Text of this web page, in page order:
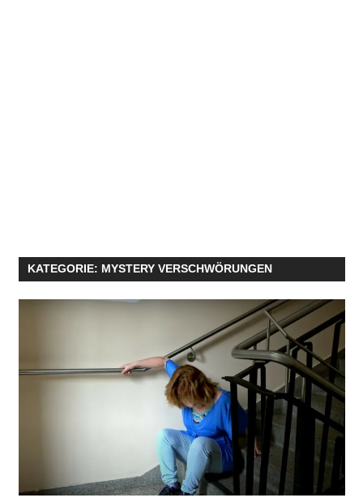
KATEGORIE: MYSTERY VERSCHWÖRUNGEN